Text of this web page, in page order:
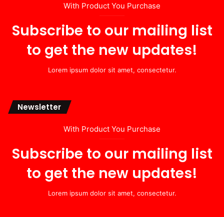
With Product You Purchase
Subscribe to our mailing list
to get the new updates!
Lorem ipsum dolor sit amet, consectetur.
Newsletter
With Product You Purchase
Subscribe to our mailing list
to get the new updates!
Lorem ipsum dolor sit amet, consectetur.